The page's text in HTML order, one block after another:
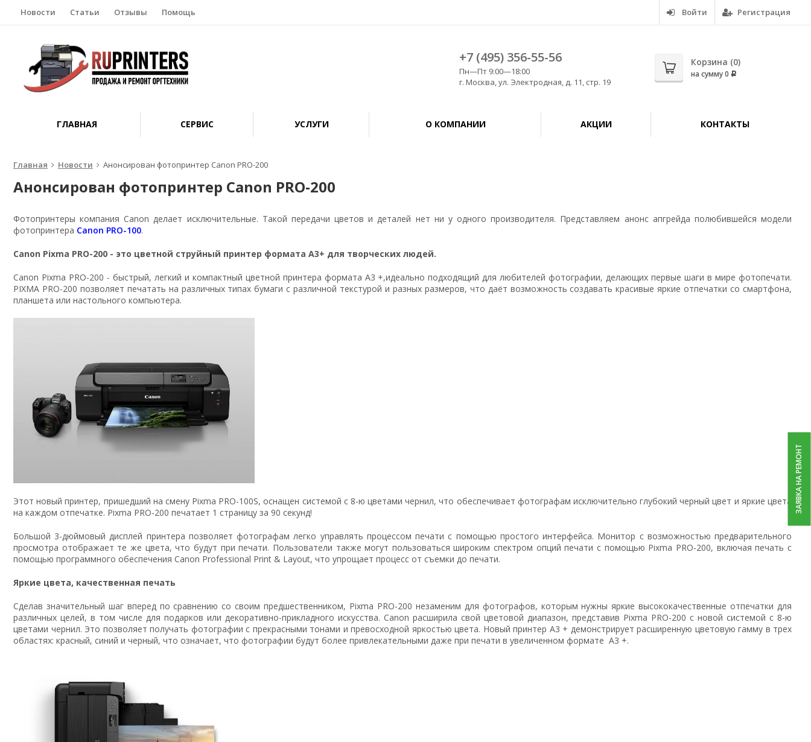
Войти Регистрация
Новости Статьи Отзывы Помощь
+7 (495) 356-55-56
Пн—Пт 9:00—18:00
г. Москва, ул. Электродная, д. 11, стр. 19
Корзина (0)
на сумму0 Р
ГЛАВНАЯ СЕРВИС УСЛУГИ О КОМПАНИИ АКЦИИ КОНТАКТЫ
Главная Новости Анонсирован фотопринтер Canon PRO-200
Анонсирован фотопринтер Canon PRO-200
Фотопринтеры компания Canon делает исключительные. Такой передачи цветов и деталей нет ни у одного производителя. Представляем анонс апгрейда полюбившейся модели
фотопринтера Canon PRO-100.
Canon Pixma PRO-200 - это цветной струйный принтер формата А3+ для творческих людей.
Canon Pixma PRO-200 - быстрый, легкий и компактный цветной принтера формата A3 +,идеально подходящий для любителей фотографии, делающих первые шаги в мире фотопечати.
PIXMA PRO-200 позволяет печатать на различных типах бумаги с различной текстурой и разных размеров, что даёт возможность создавать красивые яркие отпечатки со смартфона,
планшета или настольного компьютера.
Этот новый принтер, пришедший на смену Pixma PRO-100S, оснащен системой с 8-ю цветами чернил, что обеспечивает фотографам исключительно глубокий черный цвет и яркие цвета
на каждом отпечатке. Pixma PRO-200 печатает 1 страницу за 90 секунд!
Большой 3-дюймовый дисплей принтера позволяет фотографам легко управлять процессом печати с помощью простого интерфейса. Монитор с возможностью предварительного
просмотра отображает те же цвета, что будут при печати. Пользователи также могут пользоваться широким спектром опций печати с помощью Pixma PRO-200, включая печать с
помощью программного обеспечения Canon Professional Print & Layout, что упрощает процесс от съемки до печати.
Яркие цвета, качественная печать
Сделав значительный шаг вперед по сравнению со своим предшественником, Pixma PRO-200 незаменим для фотографов, которым нужны яркие высококачественные отпечатки для
различных целей, в том числе для подарков или декоративно-прикладного искусства. Canon расширила свой цветовой диапазон, представив Pixma PRO-200 с новой системой с 8-ю
цветами чернил. Это позволяет получать фотографии с прекрасными тонами и превосходной яркостью цвета. Новый принтер A3 + демонстрирует расширенную цветовую гамму в трех
областях: красный, синий и черный, что означает, что фотографии будут более привлекательными даже при печати в увеличенном формате A3 +.
ЗАЯВКА НА РЕМОНТ